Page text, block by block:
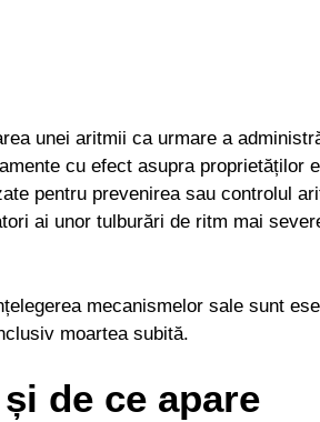
unei aritmii ca urmare a
cu efect asupra proprietăților
pentru prevenirea sau controlul
ai unor tulburări de ritm mai
mecanismelor sale sunt
moartea subită.
de ce apare